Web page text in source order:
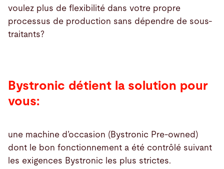
voulez plus de flexibilité dans votre propre
processus de production sans dépendre de sous-
traitants?
Bystronic détient la solution pour
vous:
une machine d’occasion (Bystronic Pre-owned)
dont le bon fonctionnement a été contrôlé suivant
les exigences Bystronic les plus strictes.